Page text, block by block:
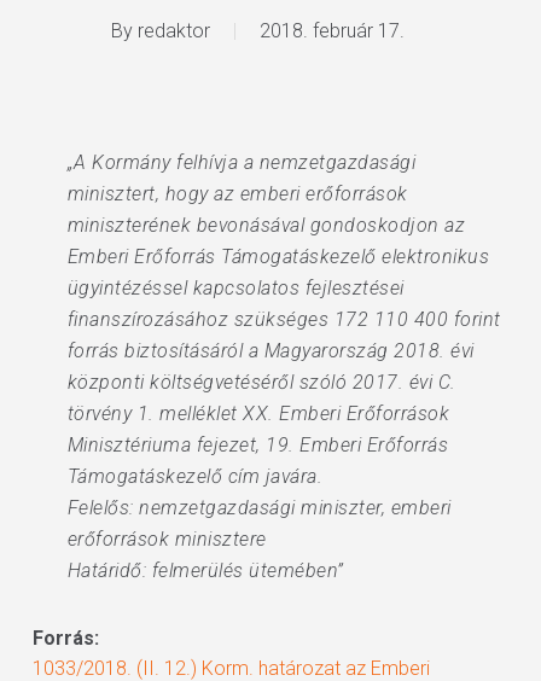
By redaktor 2018. február 17.
„A Kormány felhívja a nemzetgazdasági
minisztert, hogy az emberi erőforrások
miniszterének bevonásával gondoskodjon az
Emberi Erőforrás Támogatáskezelő elektronikus
ügyintézéssel kapcsolatos fejlesztései
finanszírozásához szükséges 172 110 400 forint
forrás biztosításáról a Magyarország 2018. évi
központi költségvetéséről szóló 2017. évi C.
törvény 1. melléklet XX. Emberi Erőforrások
Minisztériuma fejezet, 19. Emberi Erőforrás
Támogatáskezelő cím javára.
Felelős: nemzetgazdasági miniszter, emberi
erőforrások minisztere
Határidő: felmerülés ütemében”
Forrás:
1033/2018. (II. 12.) Korm. határozat az Emberi